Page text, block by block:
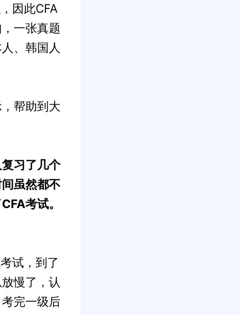
因此CFA
一张真题
、韩国人
帮助到大
习了几个
虽然都不
考试。
试，到了
慢了，认
完一级后